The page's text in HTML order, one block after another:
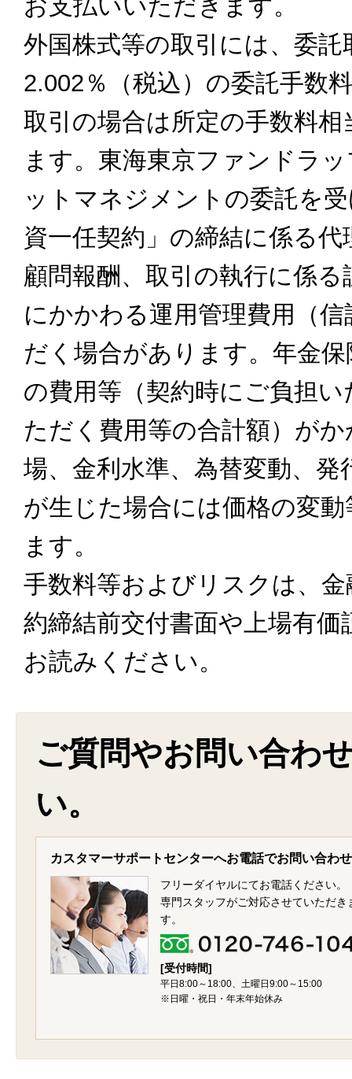
お支払いいただきます。
外国株式等の取引には、委
2.002％（税込）の委託手数
取引の場合は所定の手数料
ます。東海東京ファンドラ
ットマネジメントの委託を
資一任契約」の締結に係る
顧問報酬、取引の執行に係
にかかわる運用管理費用（
だく場合があります。年金
の費用等（契約時にご負担
ただく費用等の合計額）が
場、金利水準、為替変動、
が生じた場合には価格の変
ます。
手数料等およびリスクは、
約締結前交付書面や上場有
お読みください。
ご質問やお問い合わ
い。
カスタマーサポートセンターへお電話でお問い合わせ
フリーダイヤルにてお電話ください。
専門スタッフがご対応させていただき
す。
[受付時間]
平日8:00～18:00、土曜日9:00～15:00
※日曜・祝日・年末年始休み